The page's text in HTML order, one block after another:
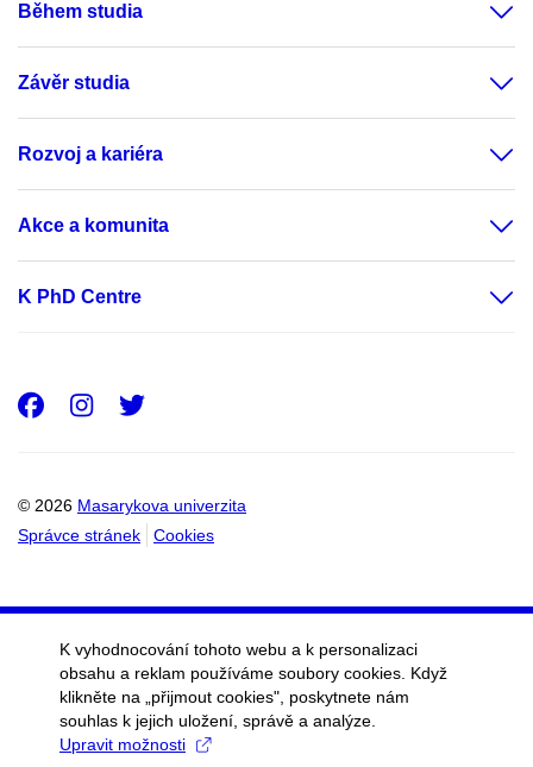
Během studia
Závěr studia
Rozvoj a kariéra
Akce a komunita
K PhD Centre
© 2026 Masarykova univerzita
Správce stránek
Cookies
Facebook
Instagram
Twitter
K vyhodnocování tohoto webu a k personalizaci
obsahu a reklam používáme soubory cookies. Když
klikněte na „přijmout cookies", poskytnete nám
souhlas k jejich uložení, správě a analýze.
Upravit možnosti